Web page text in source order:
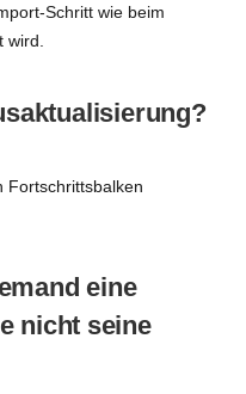
Schritt wie beim
Fortschrittsbalken
eine
nicht seine